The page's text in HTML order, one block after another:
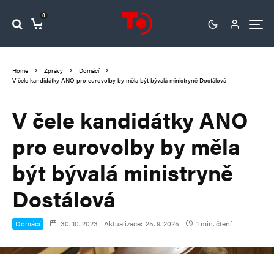
0
Home Zprávy
Domácí
V čele kandidátky ANO pro eurovolby by měla být bývalá ministryně Dostálová
V čele kandidátky ANO
pro eurovolby by měla
být bývalá ministryně
Dostálová
Domácí 30. 10. 2023 Aktualizace: 25. 9. 2025 1 min. čtení